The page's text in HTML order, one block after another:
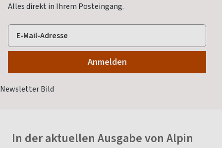
Alles direkt in Ihrem Posteingang.
In der aktuellen Ausgabe von Alpin